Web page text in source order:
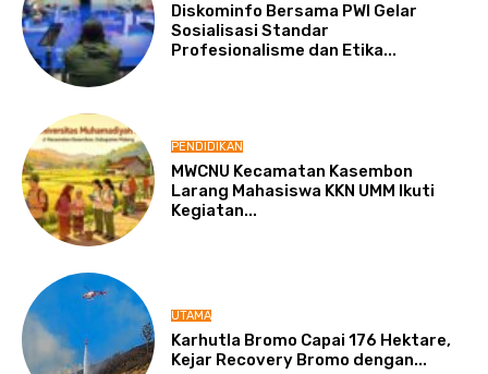
Diskominfo Bersama PWI Gelar
Sosialisasi Standar
Profesionalisme dan Etika...
PENDIDIKAN
MWCNU Kecamatan Kasembon
Larang Mahasiswa KKN UMM Ikuti
Kegiatan...
UTAMA
Karhutla Bromo Capai 176 Hektare,
Kejar Recovery Bromo dengan...